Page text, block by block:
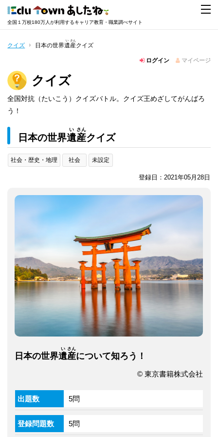
全国１万校180万人が利用するキャリア教育・職業調べサイト
クイズ 日本の世界遺
い
産
さん
クイズ
ログイン マイページ
クイズ
全国対抗（たいこう）クイズバトル。クイズ王めざしてがんばろ
う！
日本の世界遺
い
産
さん
クイズ
社会・歴史・地理 社会 未設定
登録日：2021年05月28日
日本の世界遺
い
産
さん
について知ろう！
© 東京書籍株式会社
出題数 5問
登録問題数 5問